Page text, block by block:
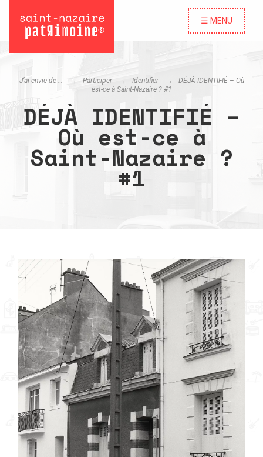
☰ MENU
J’ai envie de … Participer Identifier
DÉJÀ IDENTIFIÉ – Où
est-ce à Saint-Nazaire ? #1
DÉJÀ IDENTIFIÉ –
Où est-ce à
Saint-Nazaire ?
#1